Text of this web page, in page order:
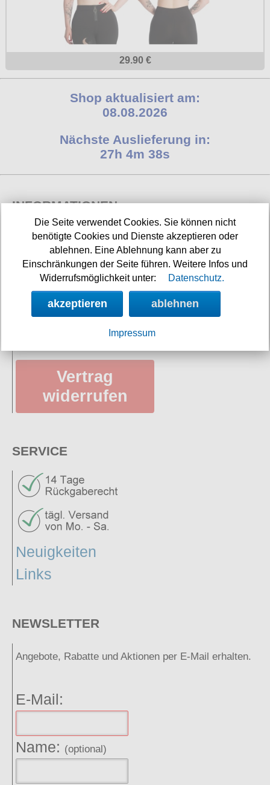
29.90 €
Shop aktualisiert am:
08.08.2026
Nächste Auslieferung in:
27h 4m 38s
INFORMATIONEN
Widerrufsbelehrung
Impressum/Kontakt
Versandkosten
Datenschutz
Vertrag
widerrufen
SERVICE
Neuigkeiten
Links
NEWSLETTER
Angebote, Rabatte und Aktionen per E-Mail erhalten.
E-Mail:
Name: (optional)
Die Seite verwendet Cookies. Sie können nicht
benötigte Cookies und Dienste akzeptieren oder
ablehnen. Eine Ablehnung kann aber zu
Einschränkungen der Seite führen. Weitere Infos und
Widerrufsmöglichkeit unter:
Datenschutz.
akzeptieren ablehnen
Impressum